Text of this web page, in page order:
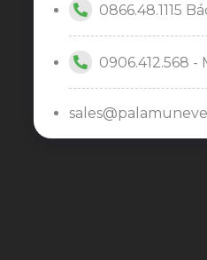
0866.48.1115
0906.412.568